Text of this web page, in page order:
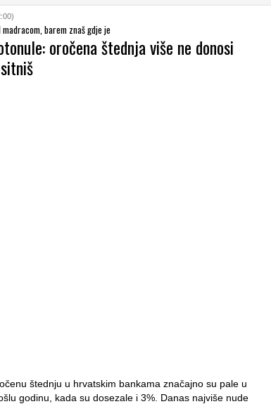
barem znaš gdje je
oročena štednja više ne donosi
štednju u hrvatskim bankama značajno su pale u
godinu, kada su dosezale i 3%. Danas najviše nude